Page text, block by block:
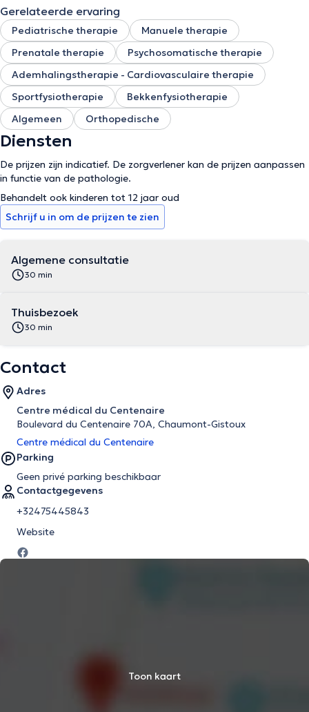
Gerelateerde ervaring
Pediatrische therapie
Manuele therapie
Prenatale therapie
Psychosomatische therapie
Ademhalingstherapie - Cardiovasculaire therapie
Sportfysiotherapie
Bekkenfysiotherapie
Algemeen
Orthopedische
Diensten
De prijzen zijn indicatief. De zorgverlener kan de prijzen aanpassen
in functie van de pathologie.
Behandelt ook kinderen tot 12 jaar oud
Schrijf u in om de prijzen te zien
Algemene consultatie
30 min
Thuisbezoek
30 min
Contact
Adres
Centre médical du Centenaire
Boulevard du Centenaire 70A, Chaumont-Gistoux
Centre médical du Centenaire
Parking
Geen privé parking beschikbaar
Contactgegevens
+32475445843
Website
Toon kaart